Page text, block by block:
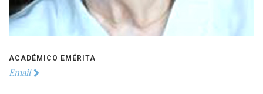
ACADÉMICO EMÉRITA
Email